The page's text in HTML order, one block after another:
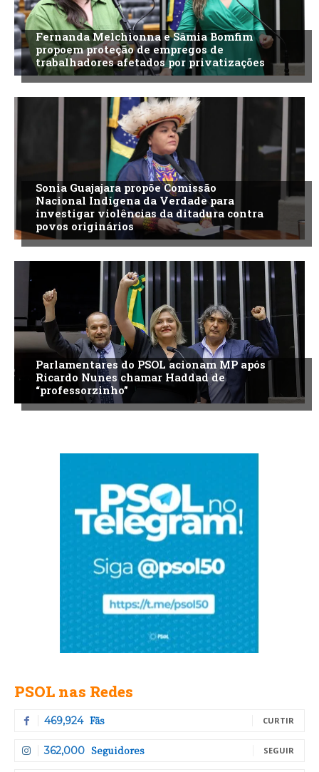
Fernanda Melchionna e Sâmia Bomfim
propoem proteção de empregos de
trabalhadores afetados por privatizações
Sonia Guajajara propõe Comissão
Nacional Indígena da Verdade para
investigar violências da ditadura contra
povos originários
Parlamentares do PSOL acionam MP após
Ricardo Nunes chamar Haddad de
“professorzinho”
PSOL nas Redes
469,924 Fãs CURTIR
362,000 Seguidores SEGUIR